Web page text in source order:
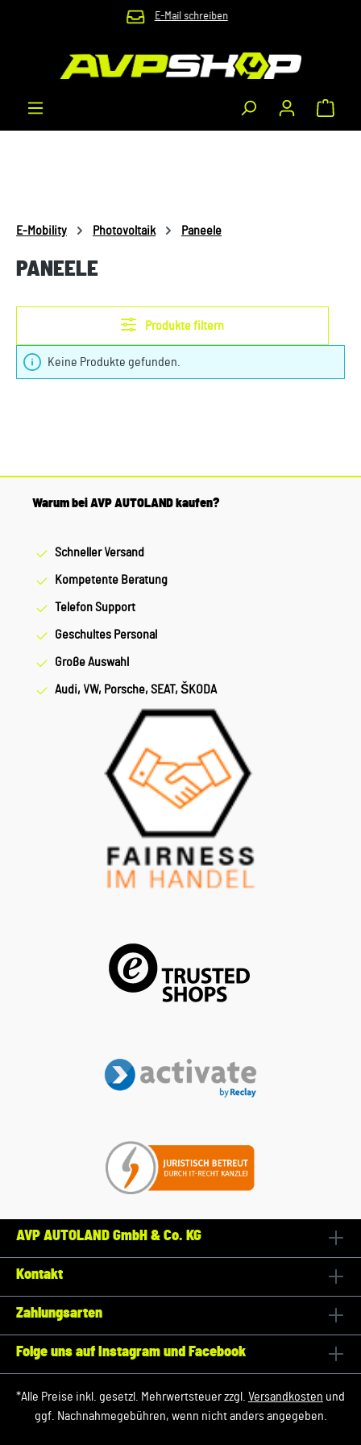
Zum Hauptinhalt springen E-Mail schreiben
E-Mobility Photovoltaik Paneele
PANEELE
Produkte filtern
Keine Produkte gefunden.
Warum bei AVP AUTOLAND kaufen?
Schneller Versand
Kompetente Beratung
Telefon Support
Geschultes Personal
Große Auswahl
Audi, VW, Porsche, SEAT, ŠKODA
AVP AUTOLAND GmbH & Co. KG
Kontakt
Zahlungsarten
Folge uns auf Instagram und Facebook
*Alle Preise inkl. gesetzl. Mehrwertsteuer zzgl. Versandkosten und
ggf. Nachnahmegebühren, wenn nicht anders angegeben.